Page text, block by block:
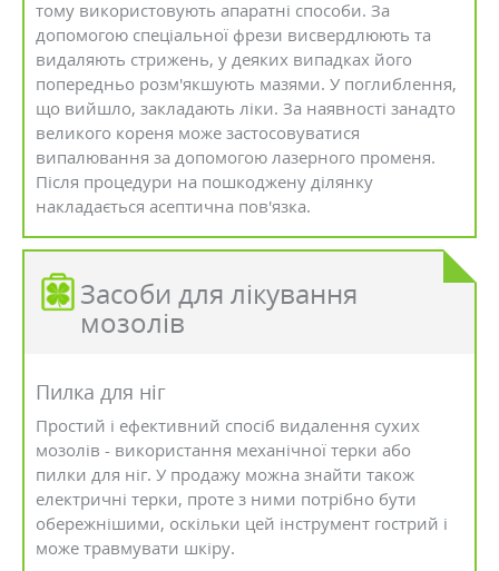
тому використовують апаратні способи. За
допомогою спеціальної фрези висвердлюють та
видаляють стрижень, у деяких випадках його
попередньо розм'якшують мазями. У поглиблення,
що вийшло, закладають ліки. За наявності занадто
великого кореня може застосовуватися
випалювання за допомогою лазерного променя.
Після процедури на пошкоджену ділянку
накладається асептична пов'язка.
Засоби для лікування
мозолів
Пилка для ніг
Простий і ефективний спосіб видалення сухих
мозолів - використання механічної терки або
пилки для ніг. У продажу можна знайти також
електричні терки, проте з ними потрібно бути
обережнішими, оскільки цей інструмент гострий і
може травмувати шкіру.